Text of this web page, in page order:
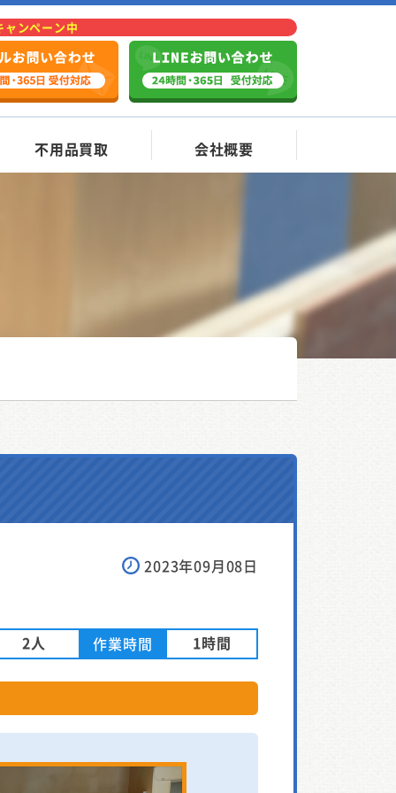
ンペーン中
不用品買取 会社概要
2023年09月08日
2人 作業時間 1時間